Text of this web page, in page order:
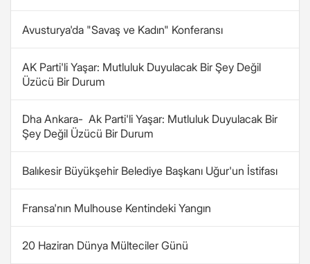
Avusturya'da "Savaş ve Kadın" Konferansı
AK Parti'li Yaşar: Mutluluk Duyulacak Bir Şey Değil
Üzücü Bir Durum
Dha Ankara- Ak Parti'li Yaşar: Mutluluk Duyulacak Bir
Şey Değil Üzücü Bir Durum
Balıkesir Büyükşehir Belediye Başkanı Uğur'un İstifası
Fransa'nın Mulhouse Kentindeki Yangın
20 Haziran Dünya Mülteciler Günü